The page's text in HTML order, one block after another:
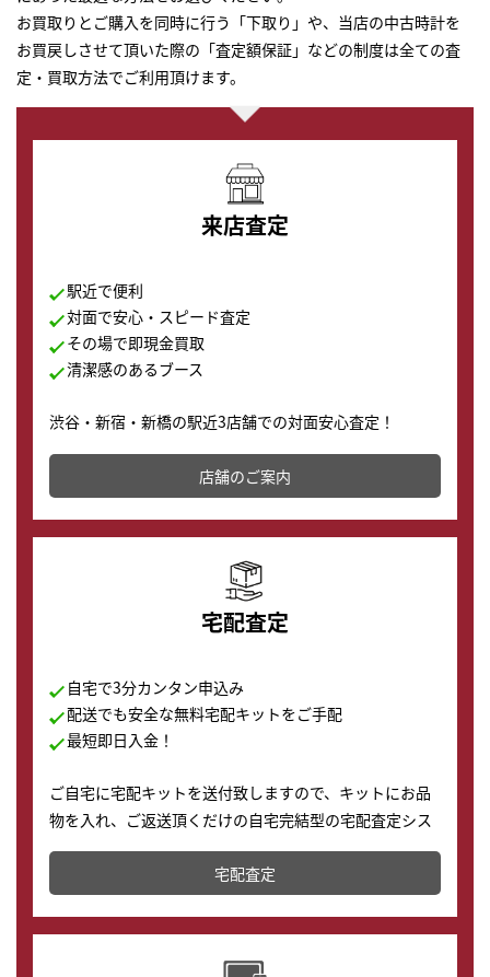
お買取りとご購入を同時に行う「下取り」や、当店の中古時計を
お買戻しさせて頂いた際の「査定額保証」などの制度は全ての査
定・買取方法でご利用頂けます。
来店査定
駅近で便利
対面で安心・スピード査定
その場で即現金買取
清潔感のあるブース
渋谷・新宿・新橋の駅近3店舗での対面安心査定！
その場で現金買取致します。渋谷本店では、時計販売の
店舗を併設しており、下取りに出してお得に新しい時計
の購入もできます♪
店舗のご案内
宅配査定
自宅で3分カンタン申込み
配送でも安全な無料宅配キットをご手配
最短即日入金！
ご自宅に宅配キットを送付致しますので、キットにお品
物を入れ、ご返送頂くだけの自宅完結型の宅配査定シス
テムです。
配送でも簡単&安全に査定・買取に出すことが可能で
す。
宅配査定